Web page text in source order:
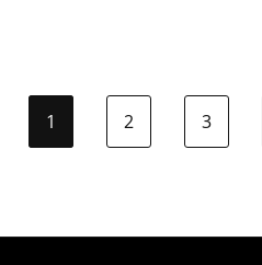
1 2 3